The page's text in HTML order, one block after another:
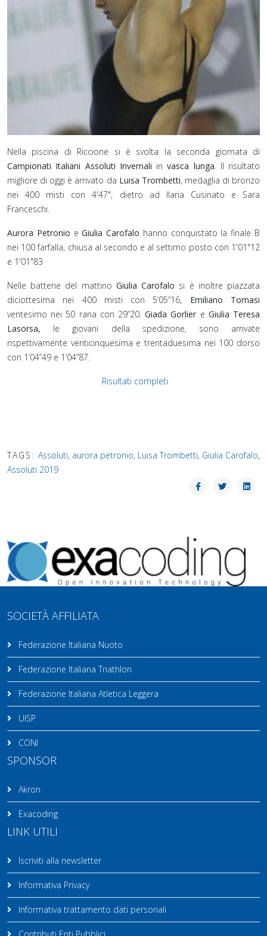
Nella piscina di Riccione si è svolta la seconda giornata di
Campionati Italiani Assoluti Invernali invasca lunga. Il risultato
migliore di oggi è arrivato da Luisa Trombetti, medaglia di bronzo
nei 400 misti con 4'47", dietro ad Ilaria Cusinato e Sara
Franceschi.
Aurora Petronio eGiulia Carofalo hanno conquistato la finale B
nei 100 farfalla, chiusa al secondo e al settimo posto con 1'01"12
e 1'01"83
Nelle batterie del mattino Giulia Carofalo si è inoltre piazzata
diciottesima nei 400 misti con 5’05”16, Emiliano Tomasi
ventesimo nei 50 rana con 29”20.Giada Gorlier e Giulia Teresa
Lasorsa, le giovani della spedizione, sono arrivate
rispettivamente venticinquesima e trentaduesima nei 100 dorso
con 1’04”49 e 1’04”87.
Risultati completi
TAGS: Assoluti, aurora petronio, Luisa Trombetti, Giulia Carofalo,
Assoluti 2019
SOCIETÀ AFFILIATA
Federazione Italiana Nuoto
Federazione Italiana Triathlon
Federazione Italiana Atletica Leggera
UISP
CONI
SPONSOR
Akron
Exacoding
LINK UTILI
Iscriviti alla newsletter
Informativa Privacy
Informativa trattamento dati personali